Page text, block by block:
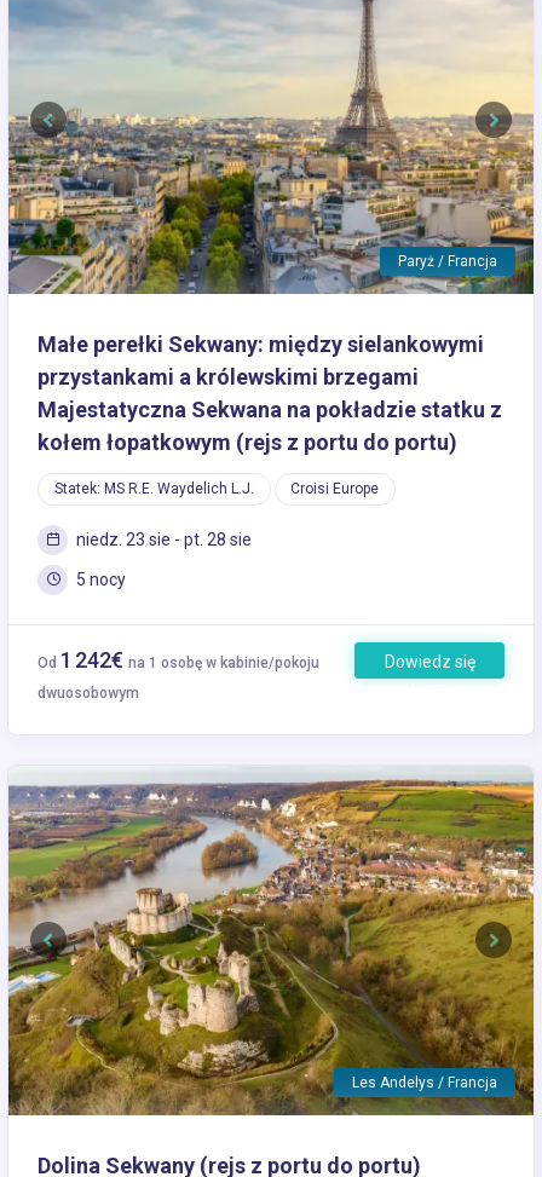
Paryż / Francja
Previous Next
Małe perełki Sekwany: między sielankowymi
przystankami a królewskimi brzegami
Majestatyczna Sekwana na pokładzie statku z
kołem łopatkowym (rejs z portu do portu)
Statek: MS R.E. Waydelich L.J. Croisi Europe
niedz. 23 sie - pt. 28 sie
5 nocy
Od 1 242€ na 1 osobę w kabinie/pokoju
dwuosobowym
Dowiedz się
więcej
Les Andelys / Francja
Previous Next
Dolina Sekwany (rejs z portu do portu)